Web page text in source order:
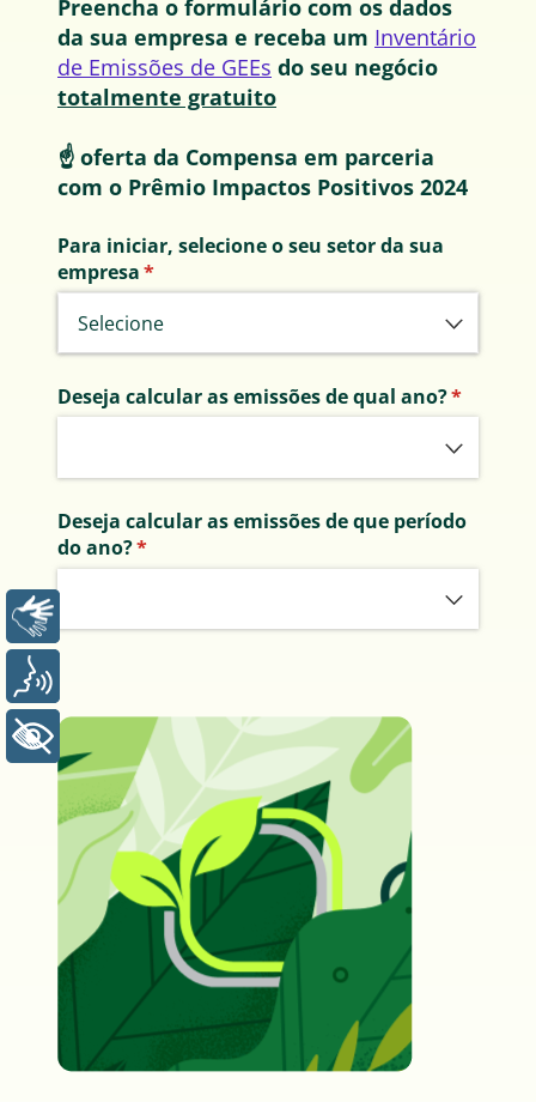
Preencha o formulário com os dados
da sua empresa e receba um Inventário
de Emissões de GEEs do seu negócio
totalmente gratuito
☝ oferta da Compensa em parceria
com o Prêmio Impactos Positivos 2024
Para iniciar, selecione o seu setor da sua
empresa*
(obrigatório)
Deseja calcular as emissões de qual ano?*
Deseja calcular as emissões de que período
do ano?*
(obrigatório)
+ ACESSIBILIDADE